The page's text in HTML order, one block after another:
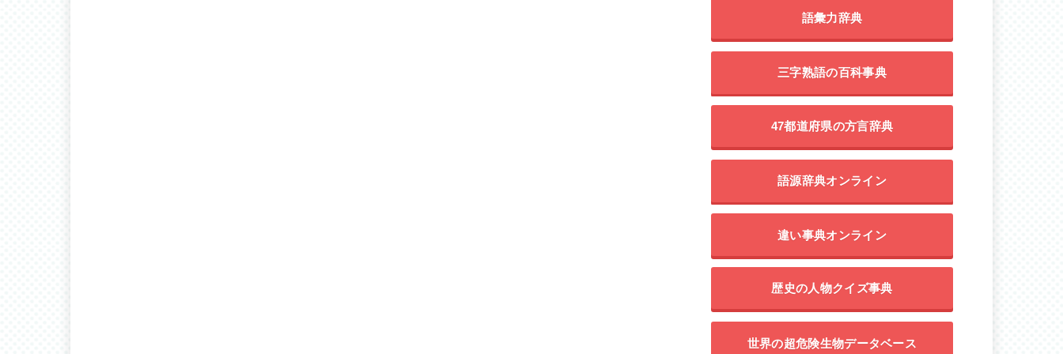
語彙力辞典
三字熟語の百科事典
47都道府県の方言辞典
語源辞典オンライン
違い事典オンライン
歴史の人物クイズ事典
世界の超危険生物データベース